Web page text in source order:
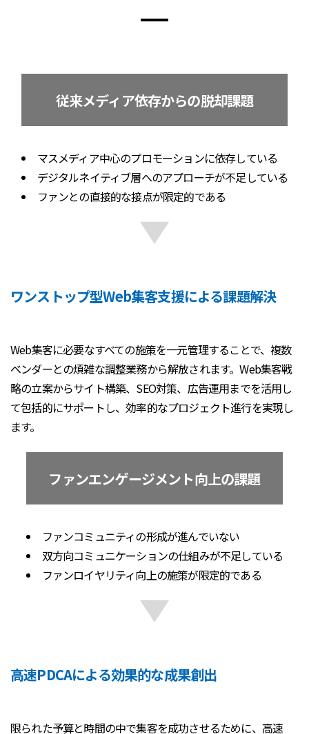
従来メディア依存からの脱却課題
マスメディア中心のプロモーションに依存している
デジタルネイティブ層へのアプローチが不足している
ファンとの直接的な接点が限定的である
ワンストップ型Web集客支援による課題解決
Web集客に必要なすべての施策を一元管理することで、複数
ベンダーとの煩雑な調整業務から解放されます。Web集客戦
略の立案からサイト構築、SEO対策、広告運用までを活用し
て包括的にサポートし、効率的なプロジェクト進行を実現し
ます。
ファンエンゲージメント向上の課題
ファンコミュニティの形成が進んでいない
双方向コミュニケーションの仕組みが不足している
ファンロイヤリティ向上の施策が限定的である
高速PDCAによる効果的な成果創出
限られた予算と時間の中で集客を成功させるために、高速